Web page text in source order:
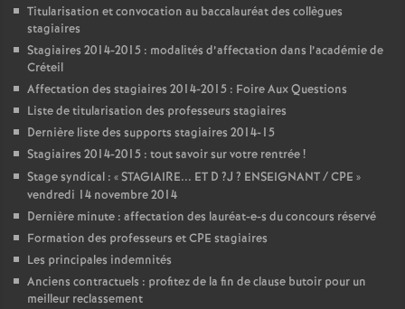
Titularisation et convocation au baccalauréat des collègues
stagiaires
Stagiaires 2014-2015 : modalités d’affectation dans l’académie de
Créteil
Affectation des stagiaires 2014-2015 : Foire Aux Questions
Liste de titularisation des professeurs stagiaires
Dernière liste des supports stagiaires 2014-15
Stagiaires 2014-2015 : tout savoir sur votre rentrée!
Stage syndical : «STAGIAIRE... ET D ?J ? ENSEIGNANT/CPE »
vendredi 14 novembre 2014
Dernière minute : affectation des lauréat-e-s du concours réservé
Formation des professeurs etCPE stagiaires
Les principales indemnités
Anciens contractuels : profitez de la fin de clause butoir pour un
meilleur reclassement